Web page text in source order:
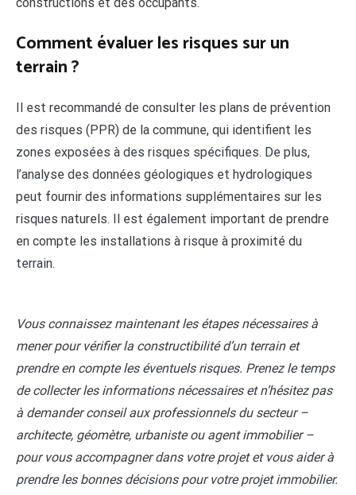
Comment évaluer les risques sur un
terrain ?
Il est recommandé de consulter les plans de prévention
des risques (PPR) de la commune, qui identifient les
zones exposées à des risques spécifiques. De plus,
l’analyse des données géologiques et hydrologiques
peut fournir des informations supplémentaires sur les
risques naturels. Il est également important de prendre
en compte les installations à risque à proximité du
terrain.
Vous connaissez maintenant les étapes nécessaires à
mener pour vérifier la constructibilité d’un terrain et
prendre en compte les éventuels risques. Prenez le temps
de collecter les informations nécessaires et n’hésitez pas
à demander conseil aux professionnels du secteur –
architecte, géomètre, urbaniste ou agent immobilier –
pour vous accompagner dans votre projet et vous aider à
prendre les bonnes décisions pour votre projet immobilier.